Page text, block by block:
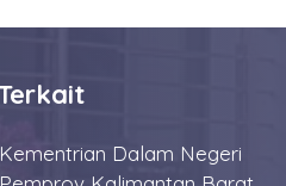
Kementrian Dalam Negeri